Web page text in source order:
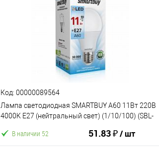
В корзину
В избранное
Код: 00000089564
Лампа светодиодная SMARTBUY A60 11Вт 220В
4000K E27 (нейтральный свет) (1/10/100) (SBL-
51.83 ₽/ шт
В наличии 52